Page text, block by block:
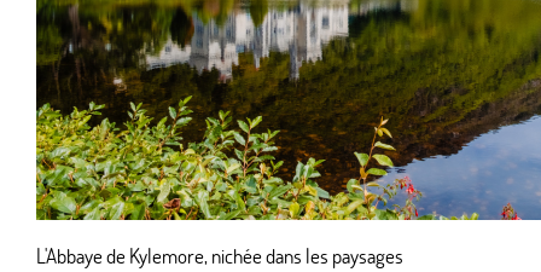
L'Abbaye de Kylemore, nichée dans les paysages